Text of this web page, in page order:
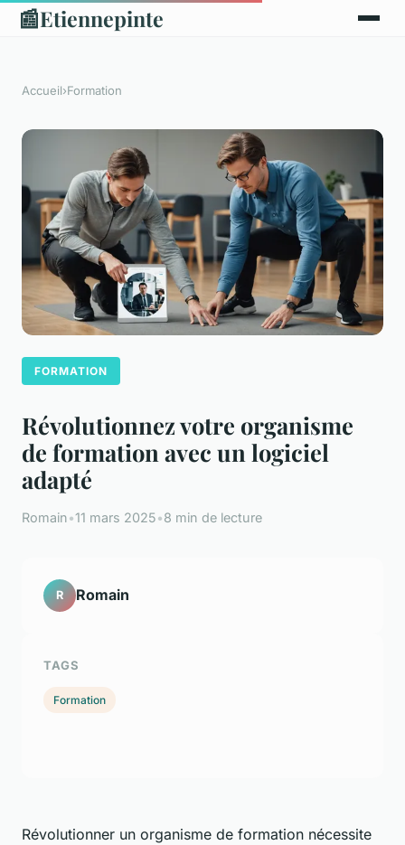
📰Etiennepinte
Accueil›Formation
FORMATION
Révolutionnez votre organisme
de formation avec un logiciel
adapté
Romain•11 mars 2025•8 min de lecture
Révolutionner un organisme de formation nécessite
R Romain
TAGS
Formation